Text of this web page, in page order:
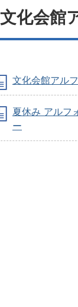
文化会館
文化会館アル
夏休み アルフ
ー